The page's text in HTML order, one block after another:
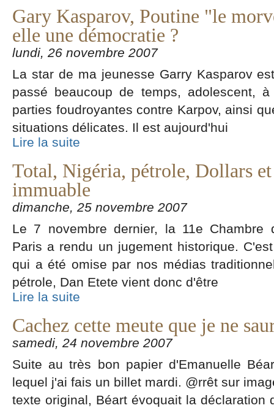
Gary Kasparov, Poutine "le
elle une démocratie ?
lundi, 26 novembre 2007
La star de ma jeunesse Garry Kasparov
passé beaucoup de temps, adolescent,
parties foudroyantes contre Karpov, ainsi
situations délicates. Il est aujourd'hui
Lire la suite
Total, Nigéria, pétrole, Dollars
immuable
dimanche, 25 novembre 2007
Le 7 novembre dernier, la 11e Chambre
Paris a rendu un jugement historique.
qui a été omise par nos médias
pétrole, Dan Etete vient donc d'être
Lire la suite
Cachez cette meute que je ne
samedi, 24 novembre 2007
Suite au très bon papier d'Emanuelle
lequel j'ai fais un billet mardi. @rrêt sur
texte original, Béart évoquait la déclaration